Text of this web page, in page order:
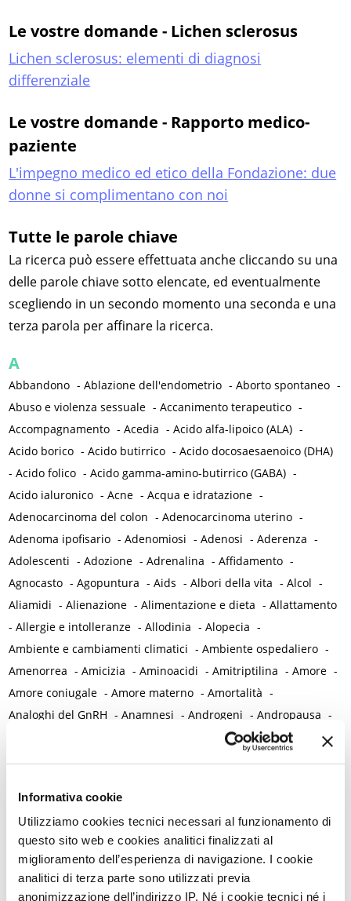
Informativa cookie
Utilizziamo cookies tecnici necessari al funzionamento di
questo sito web e cookies analitici finalizzati al
miglioramento dell’esperienza di navigazione. I cookie
analitici di terza parte sono utilizzati previa
anonimizzazione dell’indirizzo IP. Né i cookie tecnici né i
Le vostre domande - Lichen sclerosus
Lichen sclerosus: elementi di diagnosi
differenziale
Le vostre domande - Rapporto medico-
paziente
L'impegno medico ed etico della Fondazione: due
donne si complimentano con noi
Tutte le parole chiave
La ricerca può essere effettuata anche cliccando su una
delle parole chiave sotto elencate, ed eventualmente
scegliendo in un secondo momento una seconda e una
terza parola per affinare la ricerca.
A
Abbandono -Ablazione dell'endometrio -Aborto spontaneo -
Abuso e violenza sessuale -Accanimento terapeutico -
Accompagnamento -Acedia -Acido alfa-lipoico (ALA) -
Acido borico -Acido butirrico -Acido docosaesaenoico (DHA)
-Acido folico -Acido gamma-amino-butirrico (GABA) -
Acido ialuronico -Acne -Acqua e idratazione -
Adenocarcinoma del colon -Adenocarcinoma uterino -
Adenoma ipofisario -Adenomiosi -Adenosi -Aderenza -
Adolescenti -Adozione -Adrenalina -Affidamento -
Agnocasto -Agopuntura -Aids -Albori della vita -Alcol -
Aliamidi -Alienazione -Alimentazione e dieta -Allattamento
-Allergie e intolleranze -Allodinia -Alopecia -
Ambiente e cambiamenti climatici -Ambiente ospedaliero -
Amenorrea -Amicizia -Aminoacidi -Amitriptilina -Amore -
Amore coniugale -Amore materno -Amortalità -
Analoghi del GnRH -Anamnesi -Androgeni -Andropausa -
-Anestesia generale
Anomalie congenite -
Ansia -Antibiotici -Antidepressivi -Antimicotici -
Antinfiammatori -Antivirali -Anziani -Apnea notturna
Apparato gastrointestinale
Apparato muscolare
Apparato osteo-articolare
- Apparato uro-genitale femminile